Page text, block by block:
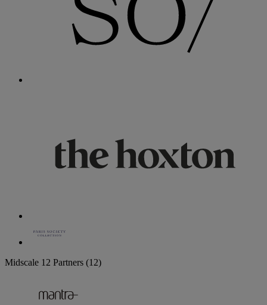
Midscale 12 Partners (12)